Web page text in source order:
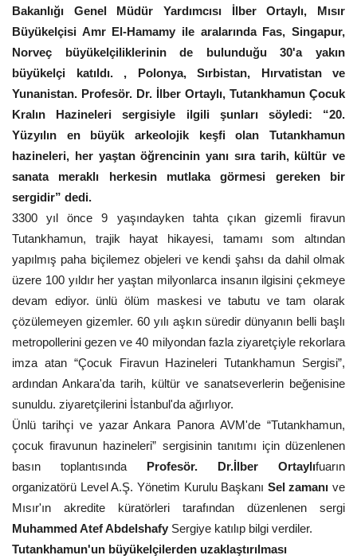
Bakanlığı Genel Müdür Yardımcısı İlber Ortaylı, Mısır
Büyükelçisi Amr El-Hamamy ile aralarında Fas, Singapur,
Norveç büyükelçiliklerinin de bulunduğu 30'a yakın
büyükelçi katıldı. , Polonya, Sırbistan, Hırvatistan ve
Yunanistan. Profesör. Dr. İlber Ortaylı, Tutankhamun Çocuk
Kralın Hazineleri sergisiyle ilgili şunları söyledi: “20.
Yüzyılın en büyük arkeolojik keşfi olan Tutankhamun
hazineleri, her yaştan öğrencinin yanı sıra tarih, kültür ve
sanata meraklı herkesin mutlaka görmesi gereken bir
sergidir” dedi.
3300 yıl önce 9 yaşındayken tahta çıkan gizemli firavun
Tutankhamun, trajik hayat hikayesi, tamamı som altından
yapılmış paha biçilemez objeleri ve kendi şahsı da dahil olmak
üzere 100 yıldır her yaştan milyonlarca insanın ilgisini çekmeye
devam ediyor. ünlü ölüm maskesi ve tabutu ve tam olarak
çözülemeyen gizemler. 60 yılı aşkın süredir dünyanın belli başlı
metropollerini gezen ve 40 milyondan fazla ziyaretçiyle rekorlara
imza atan “Çocuk Firavun Hazineleri Tutankhamun Sergisi”,
ardından Ankara'da tarih, kültür ve sanatseverlerin beğenisine
sunuldu. ziyaretçilerini İstanbul'da ağırlıyor.
Ünlü tarihçi ve yazar Ankara Panora AVM'de “Tutankhamun,
çocuk firavunun hazineleri” sergisinin tanıtımı için düzenlenen
basın toplantısında Profesör. Dr.İlber Ortaylıfuarın
organizatörü Level A.Ş. Yönetim Kurulu Başkanı Sel zamanı ve
Mısır'ın akredite küratörleri tarafından düzenlenen sergi
Muhammed Atef Abdelshafy Sergiye katılıp bilgi verdiler.
Tutankhamun'un büyükelçilerden uzaklaştırılması